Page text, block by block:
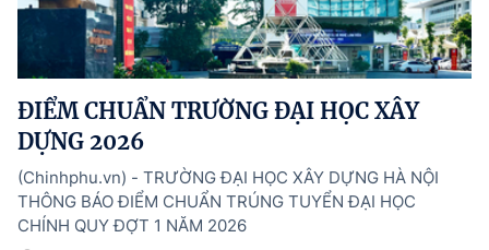
ĐIỂM CHUẨN TRƯỜNG ĐẠI HỌC XÂY
DỰNG 2026
(Chinhphu.vn) - TRƯỜNG ĐẠI HỌC XÂY DỰNG HÀ NỘI
THÔNG BÁO ĐIỂM CHUẨN TRÚNG TUYỂN ĐẠI HỌC
CHÍNH QUY ĐỢT 1 NĂM 2026